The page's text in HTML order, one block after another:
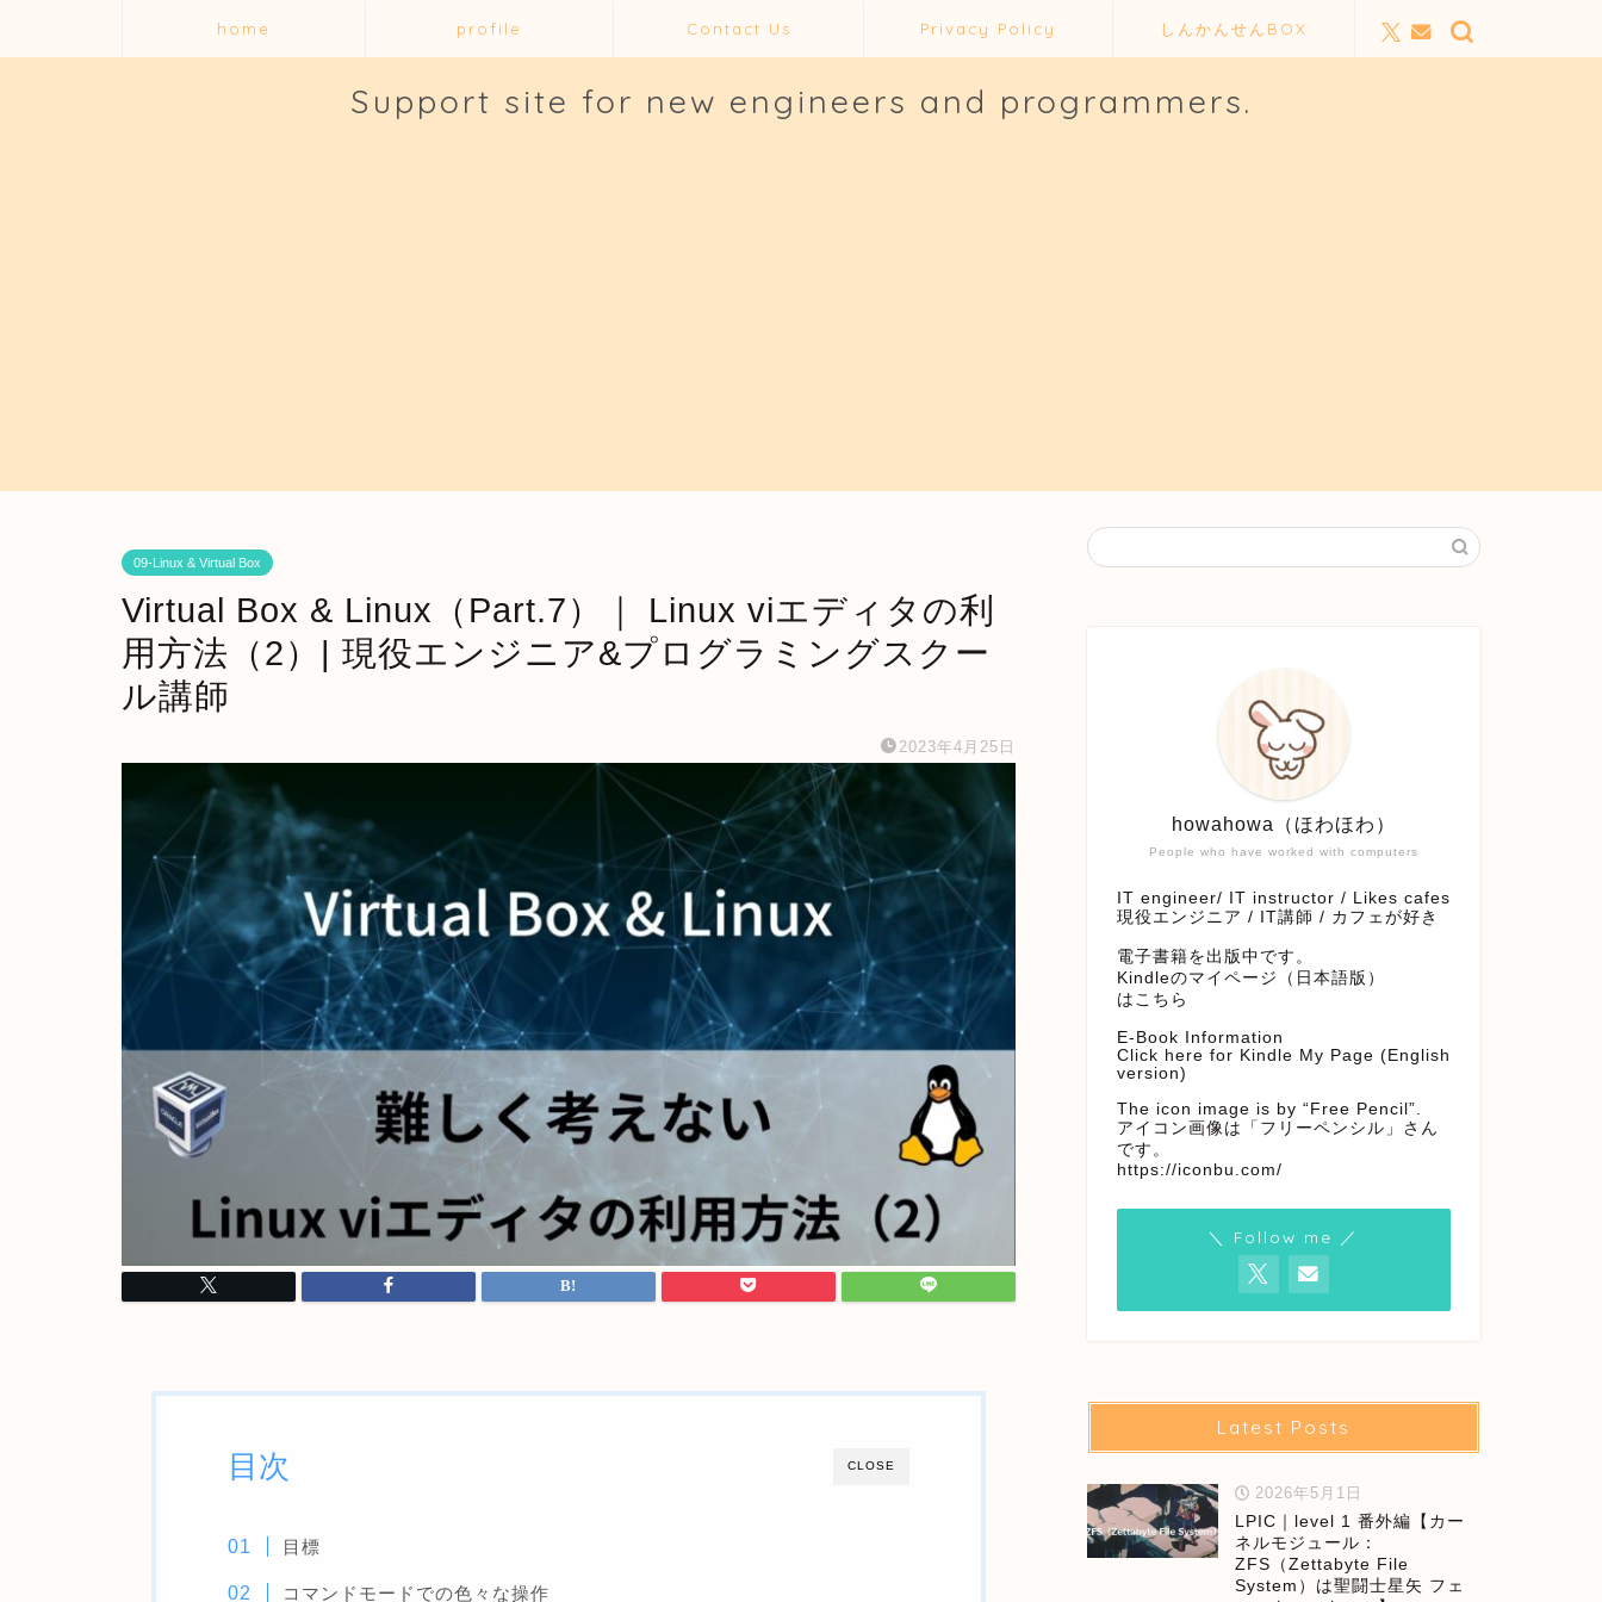
home profile Contact Us Privacy Policy しんかんせんBOX
Support site for new engineers and programmers.
09-Linux & Virtual Box
Virtual Box & Linux（Part.7）｜ Linux viエディタの利
用方法（2）| 現役エンジニア&プログラミングスクー
ル講師
2023年4月25日
CLOSE
目次
目標
コマンドモードでの色々な操作
People who have worked with computers
howahowa（ほわほわ）
IT engineer/ IT instructor / Likes cafes
現役エンジニア / IT講師 / カフェが好き
電子書籍を出版中です。
Kindleのマイページ（日本語版）
はこちら
E-Book Information
Click here for Kindle My Page (English
version)
The icon image is by “Free Pencil”.
アイコン画像は「フリーペンシル」さん
です。
https://iconbu.com/
＼ Follow me ／
Latest Posts
2026年5月1日
LPIC｜level 1 番外編【カー
ネルモジュール：
ZFS（Zettabyte File
System）は聖闘士星矢 フェ